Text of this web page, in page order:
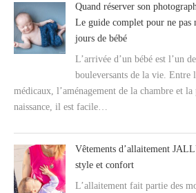
Quand réserver son
Le guide complet pour ne pas
jours de bébé
L’arrivée d’un bébé est l’un
bouleversants de la vie. Entre
médicaux, l’aménagement de la chambre et
naissance, il est facile…
Vêtements d’allaitement
style et confort
L’allaitement fait partie des